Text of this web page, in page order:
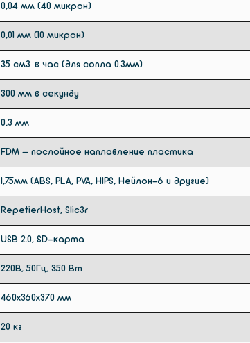
0,04 мм (40 микрон)
0,01 мм (10 микрон)
35 см3 в час (для сопла 0.3мм)
300 мм в секунду
0,3 мм
FDM – послойное наплавление пластика
1,75мм (ABS, PLA, PVA, HIPS, Нейлон-6 и другие)
RepetierHost, Slic3r
USB 2.0, SD-карта
220В, 50Гц, 350 Вт
460х360х370 мм
20 кг